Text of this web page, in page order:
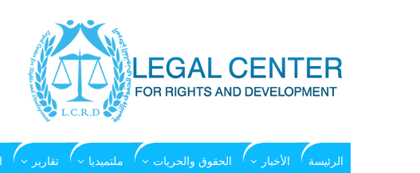
الرئيسة الأخبار الحقوق والحريات ملتميديا تقارير